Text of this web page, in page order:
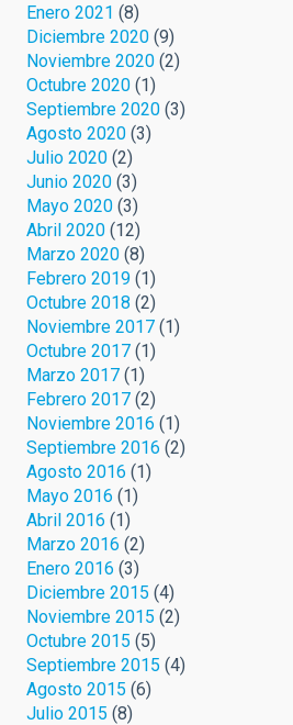
Enero 2021 (8)
Diciembre 2020 (9)
Noviembre 2020 (2)
Octubre 2020 (1)
Septiembre 2020 (3)
Agosto 2020 (3)
Julio 2020 (2)
Junio 2020 (3)
Mayo 2020 (3)
Abril 2020 (12)
Marzo 2020 (8)
Febrero 2019 (1)
Octubre 2018 (2)
Noviembre 2017 (1)
Octubre 2017 (1)
Marzo 2017 (1)
Febrero 2017 (2)
Noviembre 2016 (1)
Septiembre 2016 (2)
Agosto 2016 (1)
Mayo 2016 (1)
Abril 2016 (1)
Marzo 2016 (2)
Enero 2016 (3)
Diciembre 2015 (4)
Noviembre 2015 (2)
Octubre 2015 (5)
Septiembre 2015 (4)
Agosto 2015 (6)
Julio 2015 (8)